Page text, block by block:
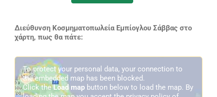
Διεύθυνση Κοσμηματοπωλεία Εμπίογλου Σάββας στο
χάρτη, πως θα πάτε:
To protect your personal data, your connection to
the embedded map has been blocked.
Click theLoad map button below to load the map. By